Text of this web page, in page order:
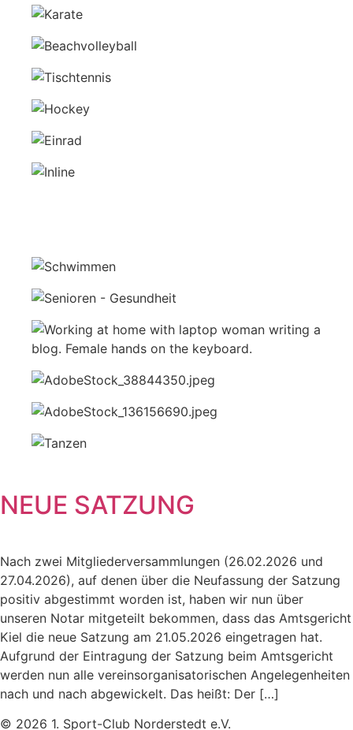
NEUE SATZUNG
Nach zwei Mitgliederversammlungen (26.02.2026 und
27.04.2026), auf denen über die Neufassung der Satzung
positiv abgestimmt worden ist, haben wir nun über
unseren Notar mitgeteilt bekommen, dass das Amtsgericht
Kiel die neue Satzung am 21.05.2026 eingetragen hat.
Aufgrund der Eintragung der Satzung beim Amtsgericht
werden nun alle vereinsorganisatorischen Angelegenheiten
nach und nach abgewickelt. Das heißt: Der […]
© 2026 1. Sport-Club Norderstedt e.V.